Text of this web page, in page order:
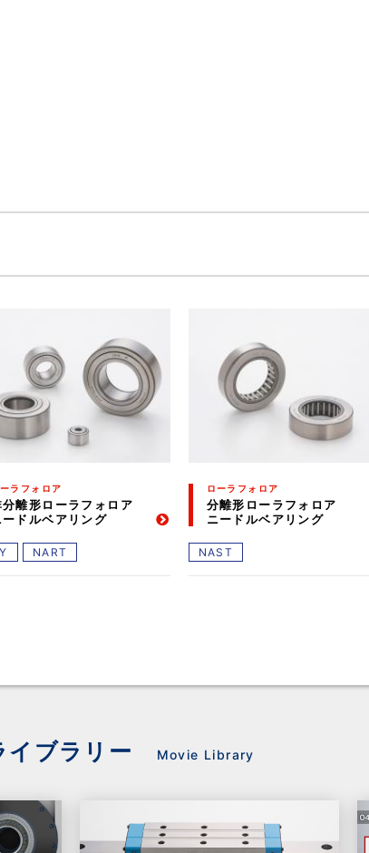
ラフォロア
分離形ローラフォロア
ードルベアリング
NART
ローラフォロア
分離形ローラフォロア
ニードルベアリング
NAST
イブラリー Movie Library